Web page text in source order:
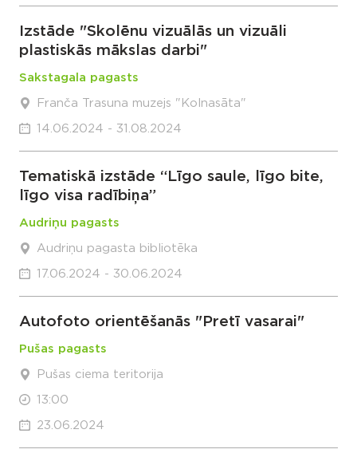
Izstāde "Skolēnu vizuālās un vizuāli
plastiskās mākslas darbi"
Sakstagala pagasts
Franča Trasuna muzejs "Kolnasāta"
14.06.2024 - 31.08.2024
Tematiskā izstāde “Līgo saule, līgo bite,
līgo visa radībiņa”
Audriņu pagasts
Audriņu pagasta bibliotēka
17.06.2024 - 30.06.2024
Autofoto orientēšanās "Pretī vasarai"
Pušas pagasts
Pušas ciema teritorija
13:00
23.06.2024